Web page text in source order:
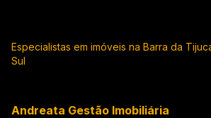
Especialistas em imóveis na Barra da
Sul
Andreata Gestão Imobiliária